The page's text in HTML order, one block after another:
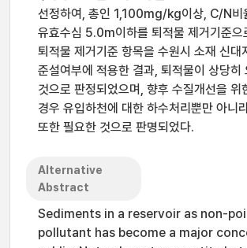
선정하여, 총인 1,100mg/kg이상, C/N비
유효수심 5.0m이하를 퇴적물 제거기준으
퇴적물 제거기준 항목을 수원시 소재 신대
준설여부에 적용한 결과, 퇴적물이 상당히
것으로 판정되었으며, 향후 수질개선을 위
경우 유입하천에 대한 하수처리뿐만 아니
또한 필요한 것으로 판명되었다.
Alternative
Abstract
Sediments in a reservoir as non-
pollutant has become a major